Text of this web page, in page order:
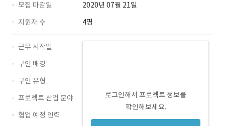
모집 마감일
2020년 07월 21일
지원자 수
4명
로그인해서 프로젝트 정보를
확인해보세요.
근무 시작일
구인 배경
구인 유형
프로젝트 산업 분야
협업 예정 인력